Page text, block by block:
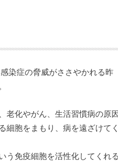
染症の脅威がささやかれる昨
老化やがん、生活習慣病の原
細胞をまもり、病を遠ざけてく
う免疫細胞を活性化してくれる